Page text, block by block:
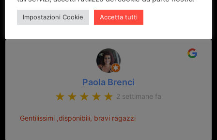
Paola Brenci
2 settimane fa
Gentilissimi ,disponibili, bravi ragazzi
Impostazioni Cookie Accetta tutti